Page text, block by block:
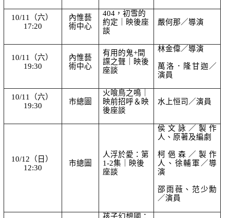
10/11（六）
17:20
內惟藝
術中心
404，初雪的
約定｜映後座
談
嚴何那／導演
10/11（六）
19:30
內惟藝
術中心
有用的鬼+間
諜之聲｜映後
座談
林金偉／導演
萬洛．隆甘迦／
演員
10/11（六）
19:30
市總圖
火喰鳥之鳴｜
映前招呼＆映
後座談
水上恒司／演員
10/12（日）
12:30
市總圖
人浮於愛：第
1-2集｜映後
座談
侯文詠 ／製作
人、原著及編劇
柯俋森／製作
人、 徐輔軍 ／導
演
邵雨薇、范少勳
／演員
孩子幻想國：